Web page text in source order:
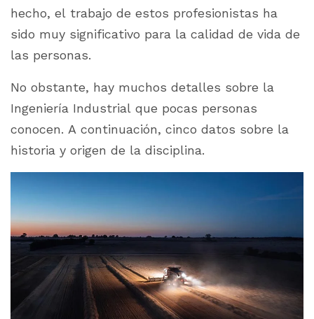
hecho, el trabajo de estos profesionistas ha
sido muy significativo para la calidad de vida de
las personas.
No obstante, hay muchos detalles sobre la
Ingeniería Industrial que pocas personas
conocen. A continuación, cinco datos sobre la
historia y origen de la disciplina.